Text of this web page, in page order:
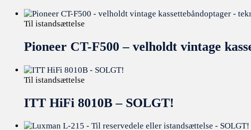
Til istandsættelse
Pioneer CT-F500 – velholdt vintage
Til istandsættelse
ITT HiFi 8010B – SOLGT!